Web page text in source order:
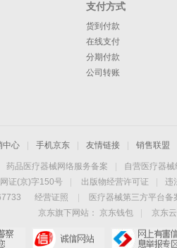
支付方式
货到付款
在线支付
分期付款
公司转账
中心 手机京东 友情链接 销售联盟
药品医疗器械网络服务备案 自营医疗器械
证(京)字150号
出版物经营许可证
违
经营证照 医疗器械第三方平台
京东旗下网站：
京东钱包
京东云